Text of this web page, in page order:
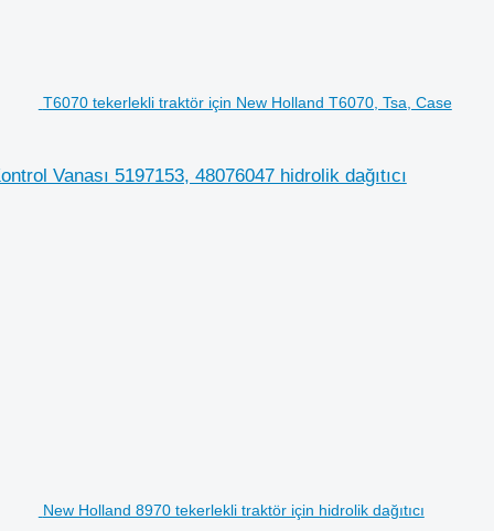
T6070 tekerlekli traktör için New Holland T6070, Tsa, Case
Vanası 5197153, 48076047 hidrolik dağıtıcı
New Holland 8970 tekerlekli traktör için hidrolik dağıtıcı